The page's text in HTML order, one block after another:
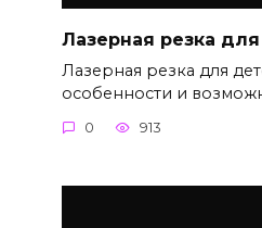
Лазерная резка
Лазерная резка для
особенности и
0 913